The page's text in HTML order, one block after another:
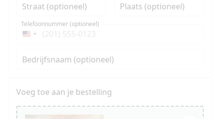
Straat (optioneel) Plaats (optioneel)
Verenigde
+1
Telefoonnummer (optioneel)
Bedrijfsnaam (optioneel)
Voeg toe aan je bestelling